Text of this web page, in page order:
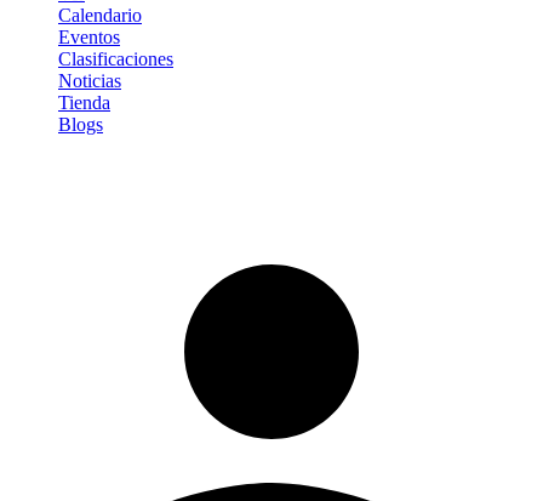
Calendario
Eventos
Clasificaciones
Noticias
Tienda
Blogs